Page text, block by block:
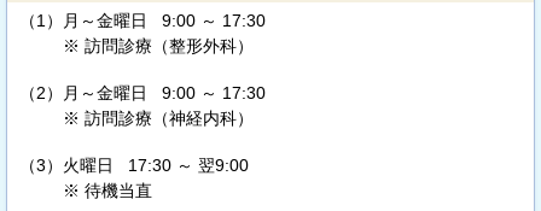
（1）
月～金曜日 9:00 ～ 17:30
※ 訪問診療（整形外科）
（2）
月～金曜日 9:00 ～ 17:30
※ 訪問診療（神経内科）
（3） 火曜日 17:30 ～ 翌9:00
※ 待機当直